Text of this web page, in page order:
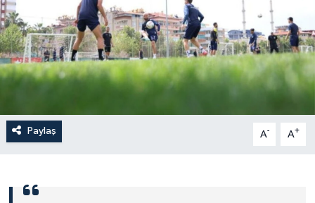
Paylaş A- A+